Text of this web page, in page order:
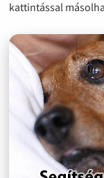
kattintással